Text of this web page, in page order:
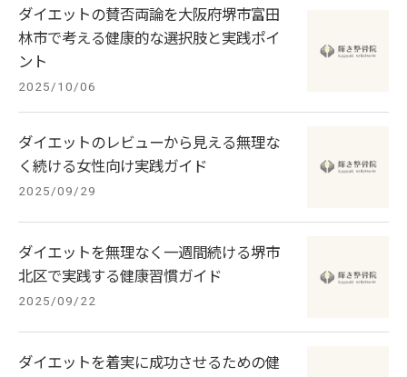
ダイエットの賛否両論を大阪府堺市富田
林市で考える健康的な選択肢と実践ポイ
ント
2025/10/06
ダイエットのレビューから見える無理な
く続ける女性向け実践ガイド
2025/09/29
ダイエットを無理なく一週間続ける堺市
北区で実践する健康習慣ガイド
2025/09/22
ダイエットを着実に成功させるための健